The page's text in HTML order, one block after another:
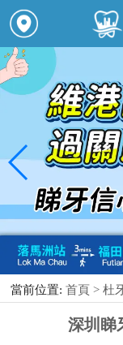
當前位置: 首頁 >杜
深圳睇